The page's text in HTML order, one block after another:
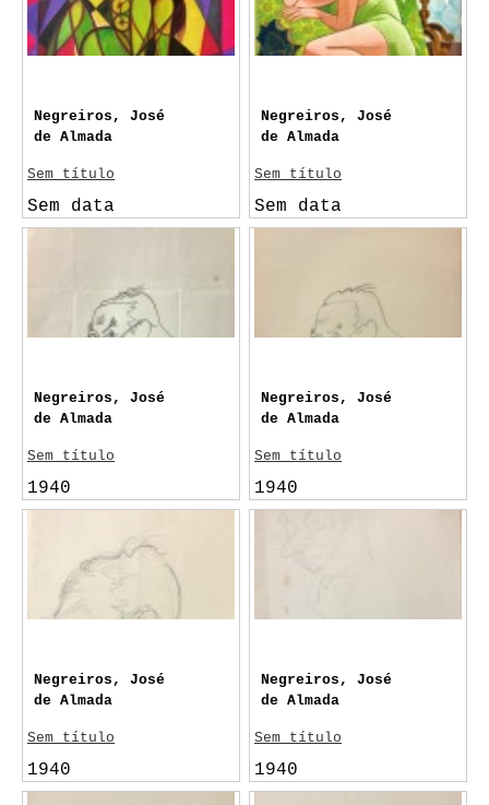
Negreiros, José
de Almada
Sem título
Sem data
Negreiros, José
de Almada
Sem título
Sem data
Negreiros, José
de Almada
Sem título
1940
Negreiros, José
de Almada
Sem título
1940
Negreiros, José
de Almada
Sem título
1940
Negreiros, José
de Almada
Sem título
1940